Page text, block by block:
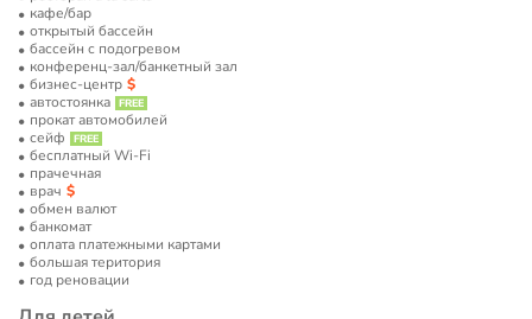
кафе/бар
открытый бассейн
бассейн с подогревом
конференц-зал/банкетный зал
бизнес-центр
автостоянка
прокат автомобилей
сейф
бесплатный Wi-Fi
прачечная
врач
обмен валют
банкомат
оплата платежными картами
большая територия
год реновации